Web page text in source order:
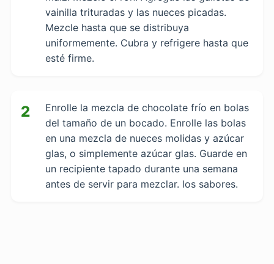
vainilla trituradas y las nueces picadas.
Mezcle hasta que se distribuya
uniformemente. Cubra y refrigere hasta que
esté firme.
2
Enrolle la mezcla de chocolate frío en bolas
del tamaño de un bocado. Enrolle las bolas
en una mezcla de nueces molidas y azúcar
glas, o simplemente azúcar glas. Guarde en
un recipiente tapado durante una semana
antes de servir para mezclar. los sabores.